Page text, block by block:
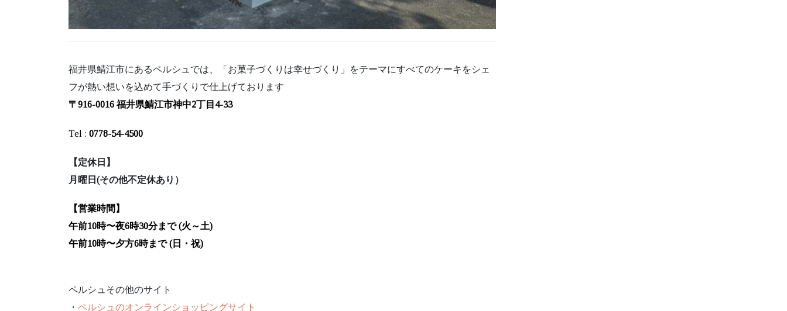
福井県鯖江市にあるペルシュでは、「お菓子づくりは幸せづくり」をテーマにすべてのケーキをシェ
フが熱い想いを込めて手づくりで仕上げております
〒916-0016 福井県鯖江市神中2丁目4-33
Tel : 0778-54-4500
【定休日】
月曜日(その他不定休あり）
【営業時間】
午前10時〜夜6時30分まで (火～土)
午前10時〜夕方6時まで (日・祝)
ペルシュその他のサイト
・ ペルシュのオンラインショッピングサイト